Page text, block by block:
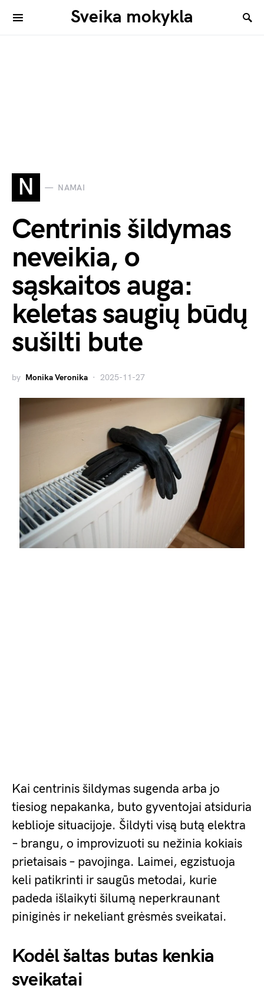
Sveika mokykla
N NAMAI
Centrinis šildymas
neveikia, o
sąskaitos auga:
keletas saugių būdų
sušilti bute
by Monika Veronika 2025-11-27
Kai centrinis šildymas sugenda arba jo
tiesiog nepakanka, buto gyventojai atsiduria
keblioje situacijoje. Šildyti visą butą elektra
– brangu, o improvizuoti su nežinia kokiais
prietaisais – pavojinga. Laimei, egzistuoja
keli patikrinti ir saugūs metodai, kurie
padeda išlaikyti šilumą neperkraunant
piniginės ir nekeliant grėsmės sveikatai.
Kodėl šaltas butas kenkia
sveikatai